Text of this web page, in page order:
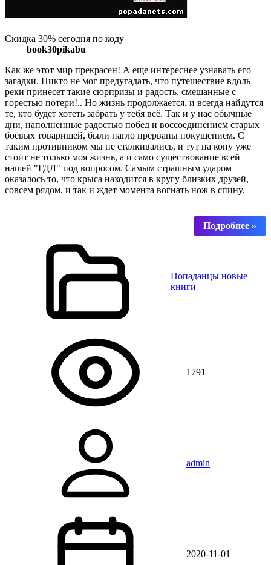
Скидка 30% сегодня по коду
book30pikabu
Как же этот мир прекрасен! А еще интереснее узнавать его
загадки. Никто не мог предугадать, что путешествие вдоль
реки принесет такие сюрпризы и радость, смешанные с
горестью потери!.. Но жизнь продолжается, и всегда найдутся
те, кто будет хотеть забрать у тебя всё. Так и у нас обычные
дни, наполненные радостью побед и воссоединением старых
боевых товарищей, были нагло прерваны покушением. С
таким противником мы не сталкивались, и тут на кону уже
стоит не только моя жизнь, а и само существование всей
нашей "ГДЛ" под вопросом. Самым страшным ударом
оказалось то, что крыса находится в кругу близких друзей,
совсем рядом, и так и ждет момента вогнать нож в спину.
Попаданцы новые
книги
1791
admin
2020-11-01